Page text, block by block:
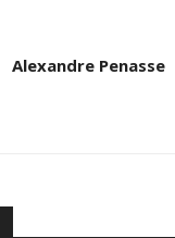
Alexandre Penasse